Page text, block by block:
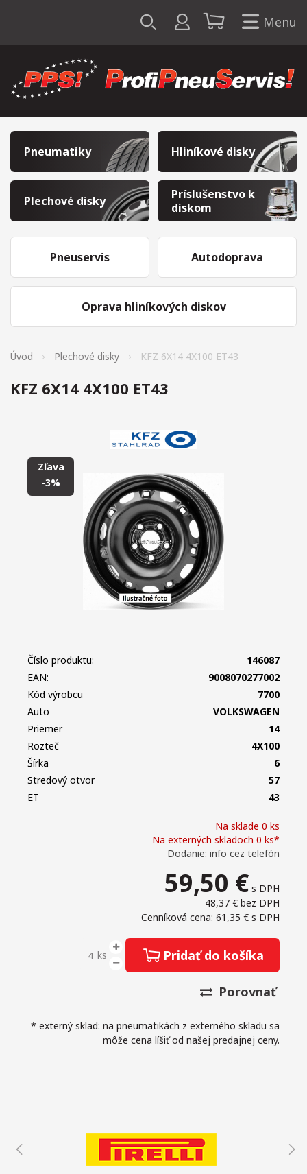
Menu
Pneumatiky Hliníkové disky
Plechové disky
Príslušenstvo k
diskom
Pneuservis
Oprava hliníkových diskov
Autodoprava
Úvod Plechové disky KFZ 6X14 4X100 ET43
KFZ 6X14 4X100 ET43
Zľava
-3%
Na sklade 0 ks
Na externých skladoch 0 ks*
Dodanie: info cez telefón
59,50 € s DPH
48,37 € bez DPH
Cenníková cena: 61,35 € s DPH
ks Pridať do košíka
Porovnať
* externý sklad: na pneumatikách z externého skladu sa
môže cena líšiť od našej predajnej ceny.
Číslo produktu:
146087
EAN:
9008070277002
Kód výrobcu
7700
Auto
VOLKSWAGEN
Priemer
14
Rozteč
4X100
Šírka
6
Stredový otvor
57
ET
43